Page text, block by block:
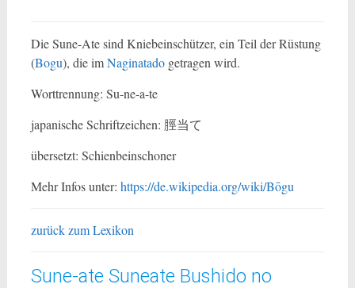
Die Sune-Ate sind Kniebeinschützer, ein Teil der Rüstung
(Bogu), die imNaginatadogetragen wird.
Worttrennung: Su-ne-a-te
japanische Schriftzeichen: 脛当て
übersetzt: Schienbeinschoner
Mehr Infos unter: https://de.wikipedia.org/wiki/Bōgu
zurück zum Lexikon
Sune-ate Suneate Bushido no